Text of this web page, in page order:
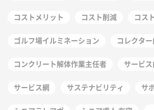
コストメリット コスト削減 コス
ゴルフ場イルミネーション コレクタ
コンクリート解体作業主任者 サービス
サービス網 サステナビリティ サ